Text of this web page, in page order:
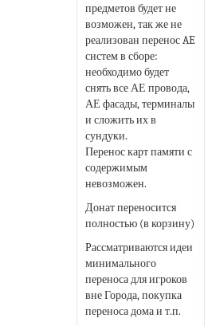
предметов будет не
возможен, так же не
реализован перенос AE
систем в сборе:
необходимо будет
снять все АЕ провода,
АЕ фасады, терминалы
и сложить их в
сундуки.
Перенос карт памяти с
содержимым
невозможен.
Донат переносится
полностью (в корзину)
Рассматриваются идеи
минимального
переноса для игроков
вне Города, покупка
переноса дома и т.п.